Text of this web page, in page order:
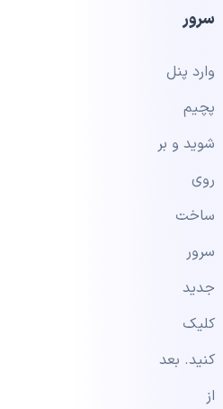
سرور
وارد پنل
پچیم
شوید و بر
روی
ساخت
سرور
جدید
کلیک
کنید. بعد
از